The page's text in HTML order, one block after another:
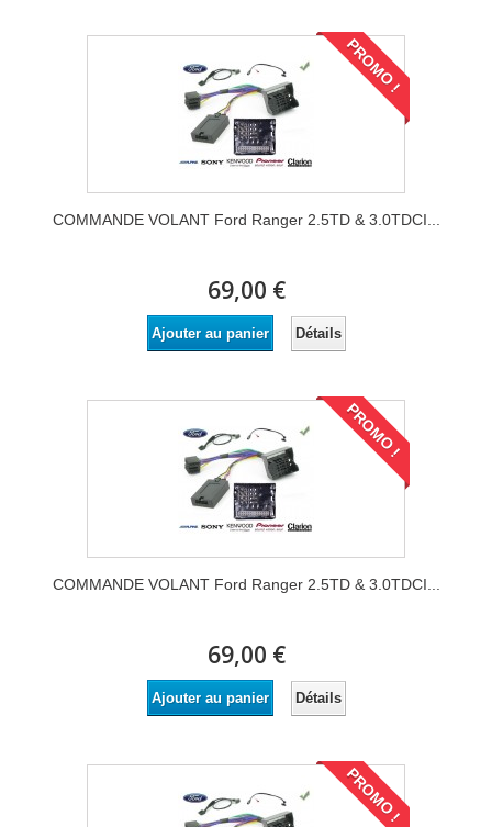
PROMO !
COMMANDE VOLANT Ford Ranger 2.5TD & 3.0TDCI...
69,00 €
Ajouter au panier Détails
PROMO !
COMMANDE VOLANT Ford Ranger 2.5TD & 3.0TDCI...
69,00 €
Ajouter au panier Détails
PROMO !